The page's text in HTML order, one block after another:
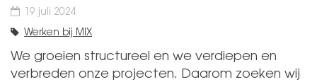
19 juli 2024
Werken bij MIX
We groeien structureel en we verdiepen en
verbreden onze projecten. Daarom zoeken wij